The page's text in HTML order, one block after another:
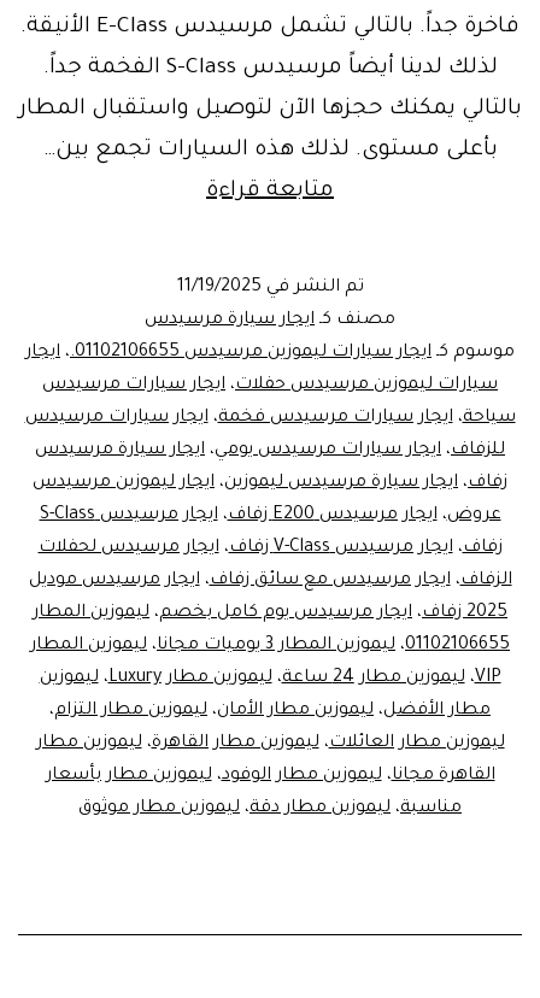
فاخرة جداً. بالتالي تشمل مرسيدس E-Class الأنيقة.
لذلك لدينا أيضاً مرسيدس S-Class الفخمة جداً.
بالتالي يمكنك حجزها الآن لتوصيل واستقبال المطار
بأعلى مستوى. لذلك هذه السيارات تجمع بين…
متابعة قراءةخدمات
مرسيدس
_
الفخامة
تبدأ
بـ
ايجار
سيارة
مرسيدس
في
ليموزين
مطار
القاهرة
تم النشر في 11/19/2025
مصنف كـ ايجار سيارة مرسيدس
موسوم كـ ايجار سيارات ليموزين مرسيدس 01102106655. ، ايجار
سيارات ليموزين مرسيدس حفلات، ايجار سيارات مرسيدس
سياحة،ايجار سيارات مرسيدس فخمة،ايجار سيارات مرسيدس
للزفاف، ايجار سيارات مرسيدس يومي، ايجار سيارة مرسيدس
زفاف، ايجار سيارة مرسيدس ليموزين، ايجار ليموزين مرسيدس
عروض،ايجار مرسيدس E200 زفاف ،
ايجار مرسيدس S-Class
زفاف،ايجار مرسيدس V-Class زفاف ،ايجار مرسيدس لحفلات
الزفاف،ايجار مرسيدس مع سائق زفاف،ايجار مرسيدس موديل
2025 زفاف
، ايجار مرسيدس يوم كامل بخصم، ليموزين المطار
01102106655، ليموزين المطار 3 يوميات مجانا ، ليموزين المطار
VIP،ليموزين مطار 24 ساعة ،ليموزين مطار Luxury ،ليموزين
مطار الأفضل، ليموزين مطار الأمان، ليموزين مطار التزام،
ليموزين مطار العائلات،ليموزين مطار القاهرة،ليموزين مطار
القاهرة مجانا،ليموزين مطار الوفود،ليموزين مطار بأسعار
مناسبة، ليموزين مطار دقة، ليموزين مطار موثوق